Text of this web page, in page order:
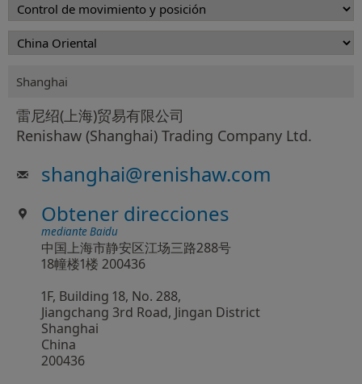
Shanghai
雷尼绍(上海)贸易有限公司
Renishaw (Shanghai) Trading Company Ltd.
shanghai@renishaw.com
Obtener direcciones
mediante Baidu
中国上海市静安区江场三路288号
18幢楼1楼 200436
1F, Building 18, No. 288,
Jiangchang 3rd Road, Jingan District
Shanghai
China
200436